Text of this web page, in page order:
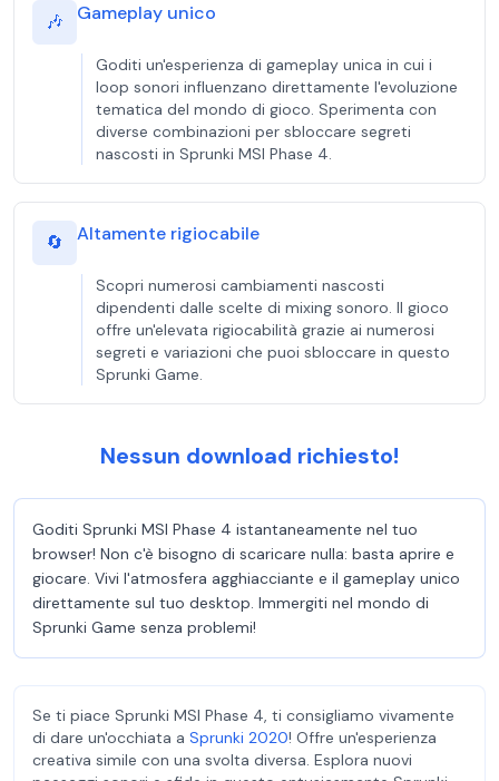
🎶 Gameplay unico
Goditi un'esperienza di gameplay unica in cui i
loop sonori influenzano direttamente l'evoluzione
tematica del mondo di gioco. Sperimenta con
diverse combinazioni per sbloccare segreti
nascosti in Sprunki MSI Phase 4.
🔄 Altamente rigiocabile
Scopri numerosi cambiamenti nascosti
dipendenti dalle scelte di mixing sonoro. Il gioco
offre un'elevata rigiocabilità grazie ai numerosi
segreti e variazioni che puoi sbloccare in questo
Sprunki Game.
Nessun download richiesto!
Goditi Sprunki MSI Phase 4 istantaneamente nel tuo
browser! Non c'è bisogno di scaricare nulla: basta aprire e
giocare. Vivi l'atmosfera agghiacciante e il gameplay unico
direttamente sul tuo desktop. Immergiti nel mondo di
Sprunki Game senza problemi!
Se ti piace Sprunki MSI Phase 4, ti consigliamo vivamente
di dare un'occhiata a Sprunki 2020! Offre un'esperienza
creativa simile con una svolta diversa. Esplora nuovi